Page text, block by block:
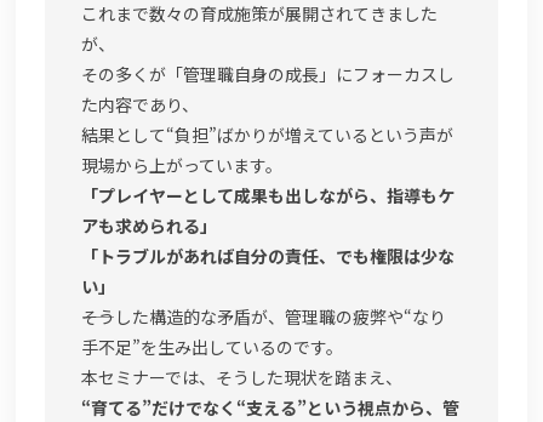
これまで数々の育成施策が展開されてきました
が、
その多くが「管理職自身の成長」にフォーカスし
た内容であり、
結果として“負担”ばかりが増えているという声が
現場から上がっています。
「プレイヤーとして成果も出しながら、指導もケ
アも求められる」
「トラブルがあれば自分の責任、でも権限は少な
い」
――そうした構造的な矛盾が、管理職の疲弊や“なり
手不足”を生み出しているのです。
本セミナーでは、そうした現状を踏まえ、
“育てる”だけでなく“支える”という視点から、管